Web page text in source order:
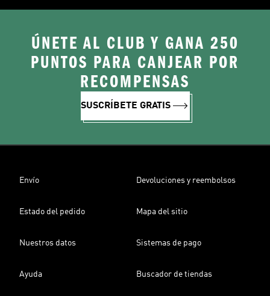
ÚNETE AL CLUB Y GANA 250
PUNTOS PARA CANJEAR POR
RECOMPENSAS
SUSCRÍBETE GRATIS
Envío Devoluciones y reembolsos
Estado del pedido Mapa del sitio
Nuestros datos Sistemas de pago
Ayuda Buscador de tiendas